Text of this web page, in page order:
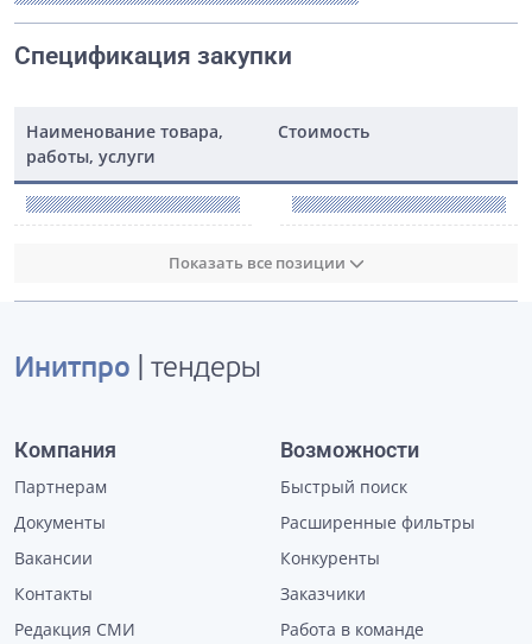
Спецификация закупки
Наименование товара,
работы, услуги
Стоимость
Показать все позиции
Инитпро | тендеры
Компания
Партнерам
Документы
Вакансии
Контакты
Редакция СМИ
Возможности
Быстрый поиск
Расширенные фильтры
Конкуренты
Заказчики
Работа в команде